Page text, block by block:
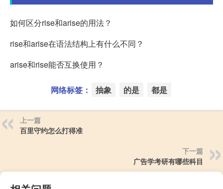
如何区分rise和arise的用法？
rise和arise在语法结构上有什么不同？
arise和rise能否互换使用？
网络标签： 抽象 的是 都是
上一篇
百里守约怎么打得准
下一篇
广告学考研有哪些科目